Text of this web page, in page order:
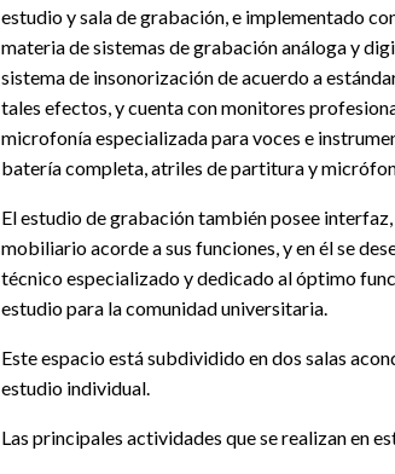
estudio y sala de grabación, e implementado
materia de sistemas de grabación análoga y
sistema de insonorización de acuerdo a
tales efectos, y cuenta con monitores
microfonía especializada para voces e
batería completa, atriles de partitura y
El estudio de grabación también posee
mobiliario acorde a sus funciones, y en él se
técnico especializado y dedicado al óptimo
estudio para la comunidad universitaria.
Este espacio está subdividido en dos salas
estudio individual.
Las principales actividades que se realizan en